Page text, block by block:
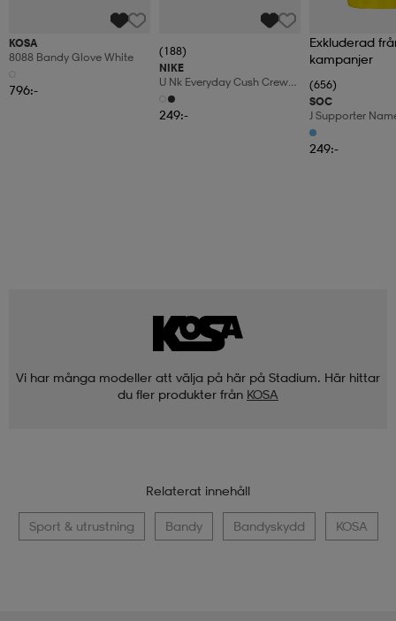
KOSA
8088 Bandy Glove White
796:-
(188)
NIKE
U Nk Everyday Cush Crew
6pr-Bd
249:-
Exkluderad
kampanjer
(656)
SOC
J Supporter
249:-
Vi har många modeller att välja på här på Stadium. Här hittar
du fler produkter från KOSA
Relaterat innehåll
Sport & utrustning Bandy Bandyskydd KOSA